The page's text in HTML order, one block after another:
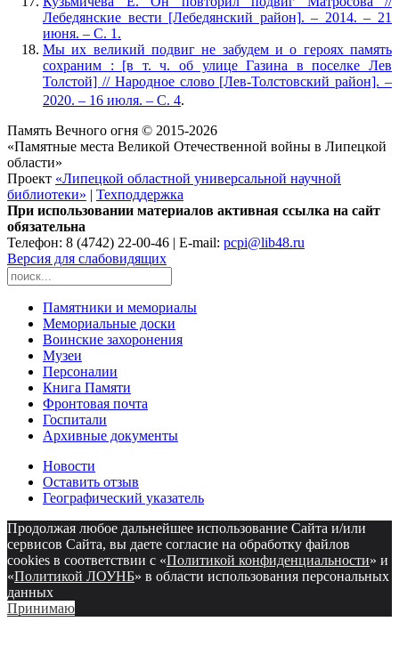
Лебедянские вести [Лебедянский район]. – 2014. – 21
июня. – С. 1.
Мы их великий подвиг не забудем и о героях память
сохраним : [в т. ч. об улице Газина в поселке Лев
Толстой] // Народное слово [Лев-Толстовский район]. –
2020. – 16 июля. – С. 4.
Память Вечного огня © 2015-2026
«Памятные места Великой Отечественной войны в Липецкой
области»
Проект «Липецкой областной универсальной научной
библиотеки»
Техподдержка
При использовании материалов активная ссылка на сайт
обязательна
Телефон: 8 (4742) 22-00-46 | E-mail: pcpi@lib48.ru
Версия для слабовидящих
Памятники и мемориалы
Мемориальные доски
Воинские захоронения
Музеи
Персоналии
Книга Памяти
Фронтовая почта
Госпитали
Архивные документы
Новости
Оставить отзыв
Географический указатель
Продолжая любое дальнейшее использование Сайта и/или
сервисов Сайта, вы даете согласие на обработку файлов
cookies в соответствии с «Политикой конфиденциальности» и
«Политикой ЛОУНБ» в области использования персональных
данных
Принимаю